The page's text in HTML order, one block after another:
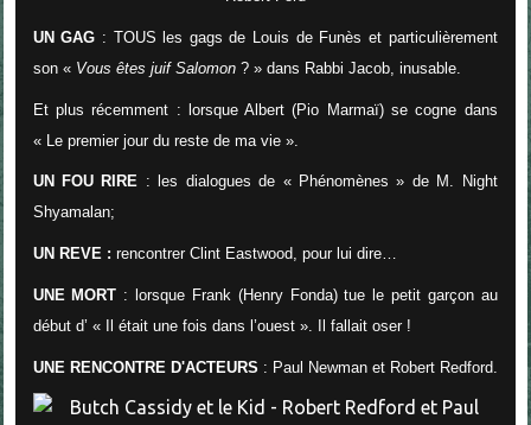
UN GAG : TOUS les gags de Louis de Funès et particulièrement
son « Vous êtes juif Salomon? » dans Rabbi Jacob, inusable.
Et plus récemment : lorsque Albert (Pio Marmaï) se cogne dans
« Le premier jour du reste de ma vie ».
UN FOU RIRE : les dialogues de « Phénomènes » de M. Night
Shyamalan;
UN REVE : rencontrer Clint Eastwood, pour lui dire…
UNE MORT : lorsque Frank (Henry Fonda) tue le petit garçon au
début d’ « Il était une fois dans l’ouest ». Il fallait oser !
UNE RENCONTRE D'ACTEURS : Paul Newman et Robert Redford.